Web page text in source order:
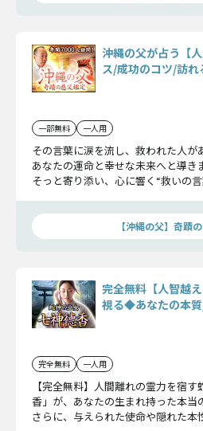
沖縄の父が占う【
ス/成功のコツ/訪れ
一部無料 一人用
その言葉に涙を流し、救われた人が
あなたの運命と幸せな未来へと導き
そっと寄り添い、心に響く“救いの
となくお伝えしましょう。
【沖縄の父】奇蹟
完全無料【人智越
視る◆あなたの本
完全無料 一人用
【完全無料】人間離れの霊力を宿
香」が、あなたの生まれ持った本当
さらに、与えられた使命や隠れた本